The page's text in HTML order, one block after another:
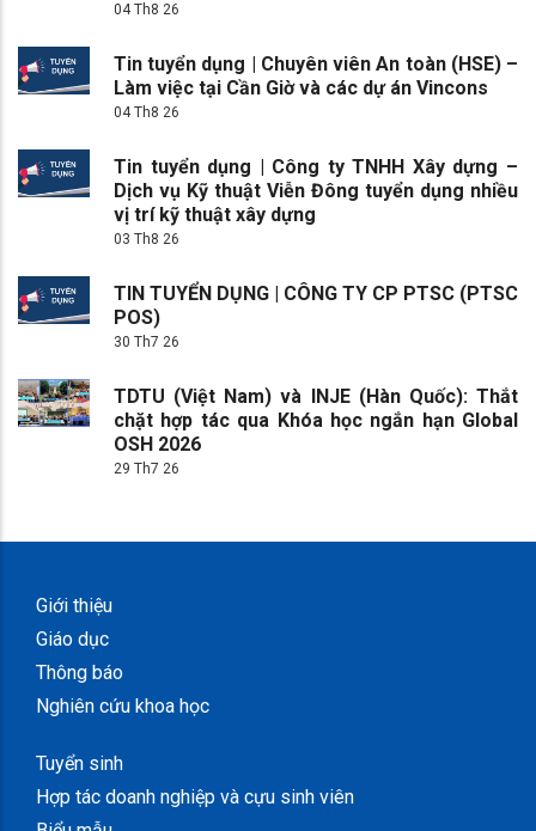
04 Th8 26
Tin tuyển dụng | Chuyên viên An toàn (HSE) –
Làm việc tại Cần Giờ và các dự án Vincons
04 Th8 26
Tin tuyển dụng | Công ty TNHH Xây dựng –
Dịch vụ Kỹ thuật Viễn Đông tuyển dụng nhiều
vị trí kỹ thuật xây dựng
03 Th8 26
TIN TUYỂN DỤNG | CÔNG TY CP PTSC (PTSC
POS)
30 Th7 26
TDTU (Việt Nam) và INJE (Hàn Quốc): Thắt
chặt hợp tác qua Khóa học ngắn hạn Global
OSH 2026
29 Th7 26
Giới thiệu
Giáo dục
Thông báo
Nghiên cứu khoa học
Tuyển sinh
Hợp tác doanh nghiệp và cựu sinh viên